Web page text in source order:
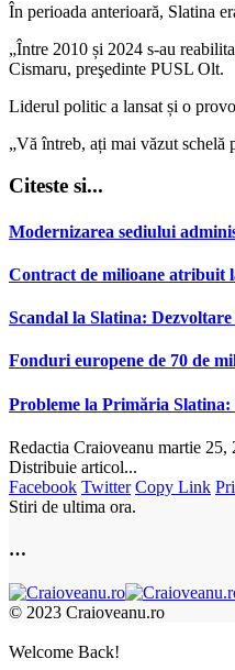
În perioada anterioară, Slatina
„Între 2010 și 2024 s-au
Cismaru, preşedinte PUSL Olt.
Liderul politic a lansat și o
„Vă întreb, ați mai văzut schelă
Citeste si...
Modernizarea sediului
Contract de milioane atribuit
Scandal la Slatina:
Fonduri europene de 70 de
Probleme la Primăria
Redactia Craioveanu martie 25,
Distribuie articol...
Facebook Twitter Copy Link
Stiri de ultima ora.
…
© 2023 Craioveanu.ro
Welcome Back!